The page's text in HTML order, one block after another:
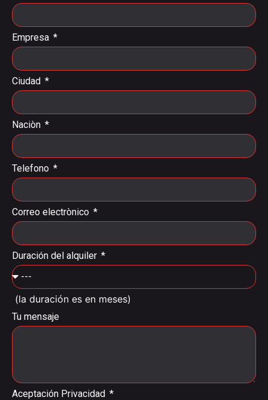
Empresa
Ciudad
Naciòn
Telefono
Correo electrònico
Duración del alquiler
(la duración es en meses)
Tu mensaje
Aceptación Privacidad